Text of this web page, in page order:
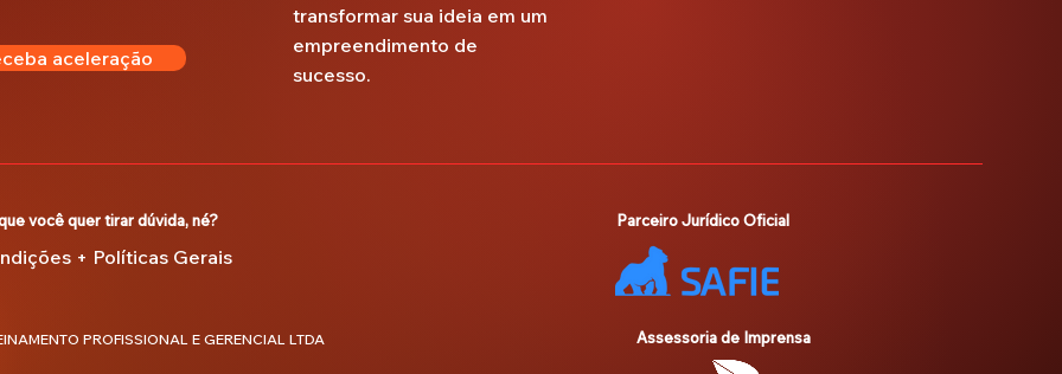
aceleração
transformar sua ideia em um
empreendimento de
sucesso.
você quer tirar dúvida, né?
+ Políticas Gerais
Parceiro Jurídico Oficial
PROFISSIONAL E GERENCIAL LTDA
Assessoria de Imprensa